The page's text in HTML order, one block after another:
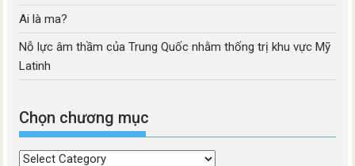
Ai là ma?
Nỗ lực âm thầm của Trung Quốc nhằm thống trị khu vực Mỹ
Latinh
Chọn chương mục
Chọn